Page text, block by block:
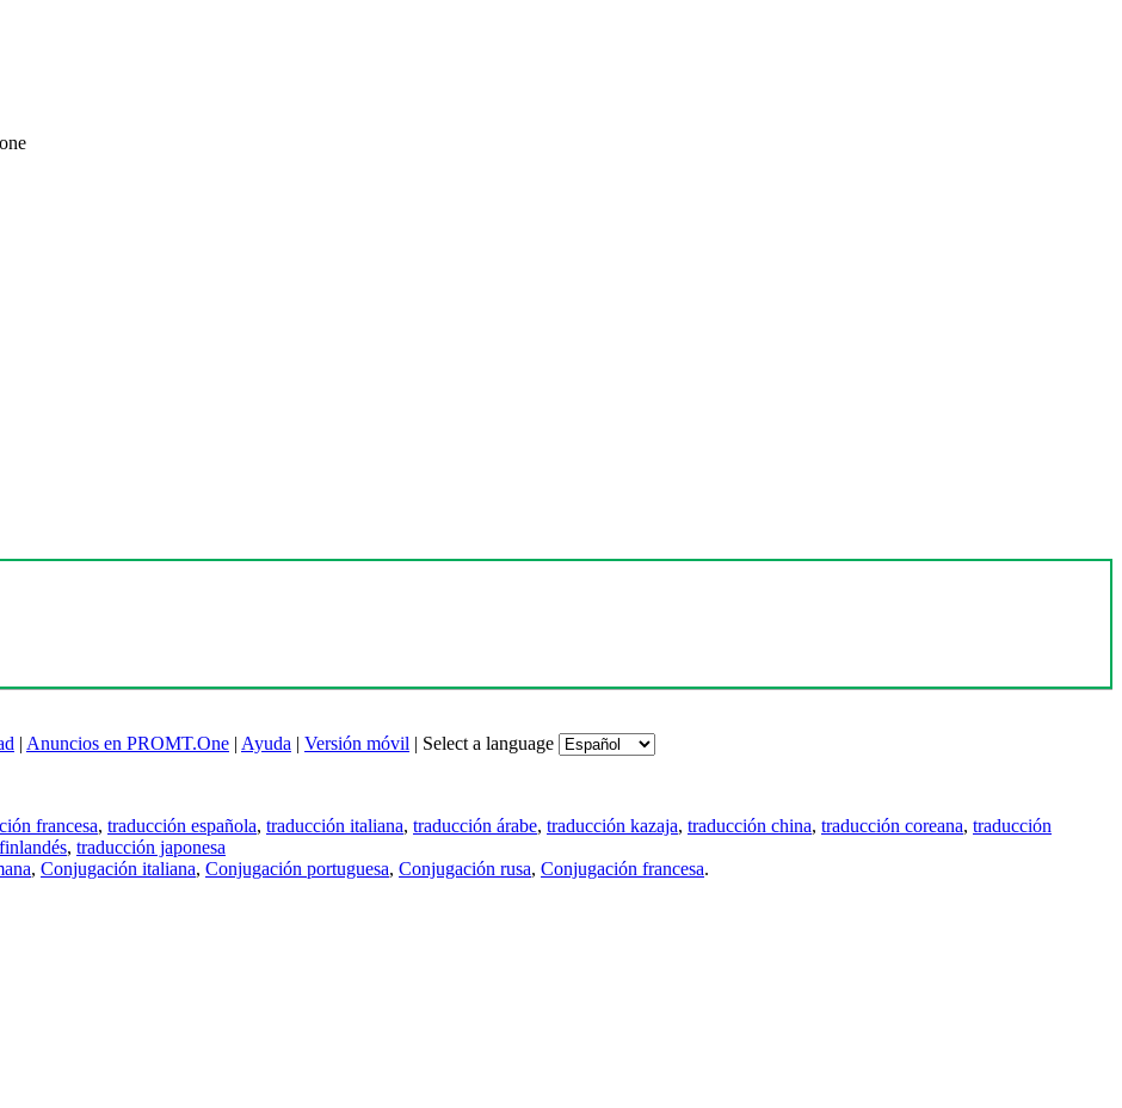
| Anuncios en PROMT.One | Ayuda | Versión móvil | Select a language
francesa, traducción española, traducción italiana, traducción árabe, traducción kazaja, traducción china, traducción coreana, traducción
, traducción japonesa
, Conjugación italiana, Conjugación portuguesa, Conjugación rusa, Conjugación francesa.